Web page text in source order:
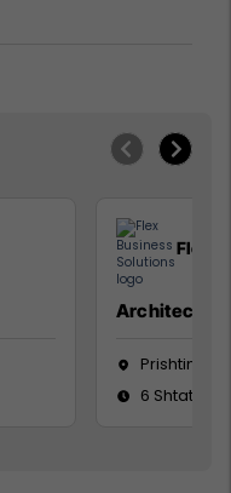
Flex
Architect
Prishtinë
6 Shtator